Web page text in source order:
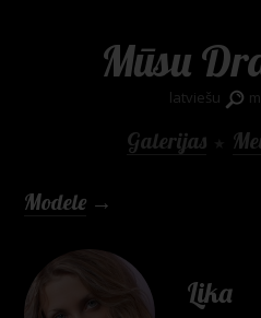
Mūsu
latviešu
Galerijas★
Modele →
Lika